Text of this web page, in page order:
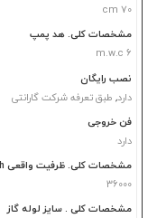
70 cm
مشخصات کلی. هد پمپ
6 m.w.c
نصب رایگان
دارد, طبق تعرفه شرکت گارانتی
فن خروجی
دارد
مشخصات کلی. ظرفیت واقعی Kcal/h
36000
مشخصات کلی . سایز لوله گاز